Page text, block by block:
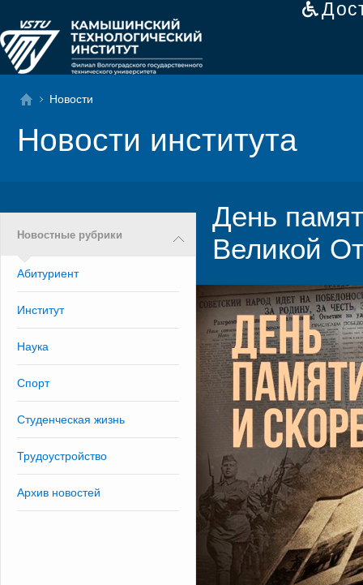
Новости
Новости института
Новостные рубрики
Абитуриент
Институт
Наука
Спорт
Студенческая жизнь
Трудоустройство
Архив новостей
День
Великой